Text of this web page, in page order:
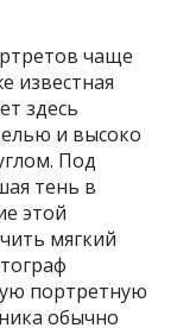
чаще
известная
здесь
и высоко
Под
тень в
этой
мягкий
портретную
обычно